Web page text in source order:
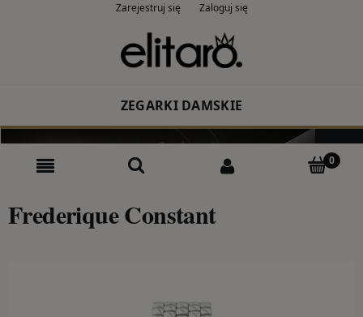
Zarejestruj się Zaloguj się
ZEGARKI DAMSKIE
Kolor
Producent
ZEGARKI MĘSKIE
Frederique Constant